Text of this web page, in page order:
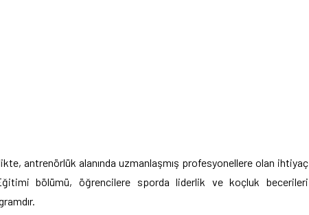
antrenörlük alanında uzmanlaşmış profesyonellere olan ihtiyaç
bölümü, öğrencilere sporda liderlik ve koçluk becerileri